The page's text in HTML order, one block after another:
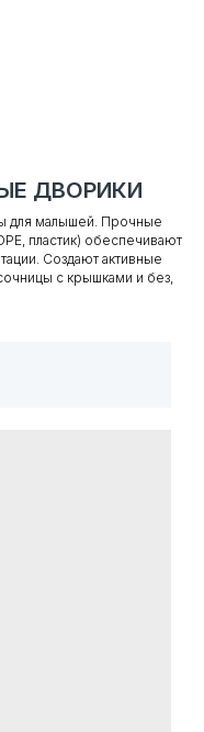
ДВОРИКИ
для малышей. Прочные
пластик) обеспечивают
Создают активные
с крышками и без,